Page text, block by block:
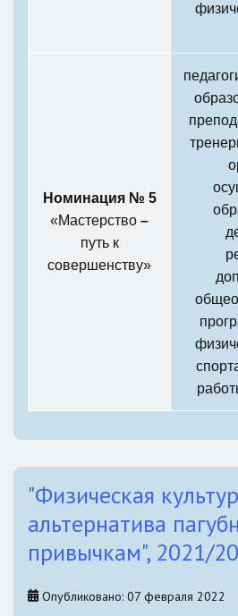
Номинация № 5
«Мастерство –
путь к
совершенству»
"Физическая
альтернатива
привычкам", 2021/
Опубликовано: 07 февраля 2022